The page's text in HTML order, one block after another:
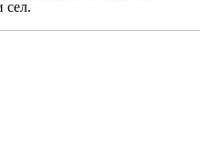
сел.